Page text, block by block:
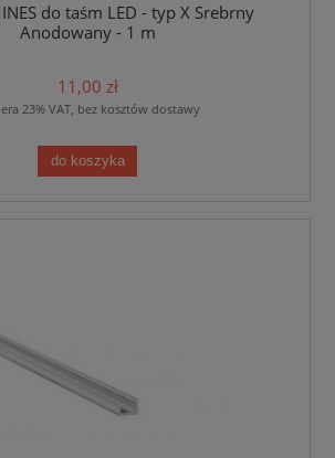
do taśm LED - typ X Srebrny
Anodowany - 1 m
11,00 zł
23% VAT, bez kosztów dostawy
do koszyka